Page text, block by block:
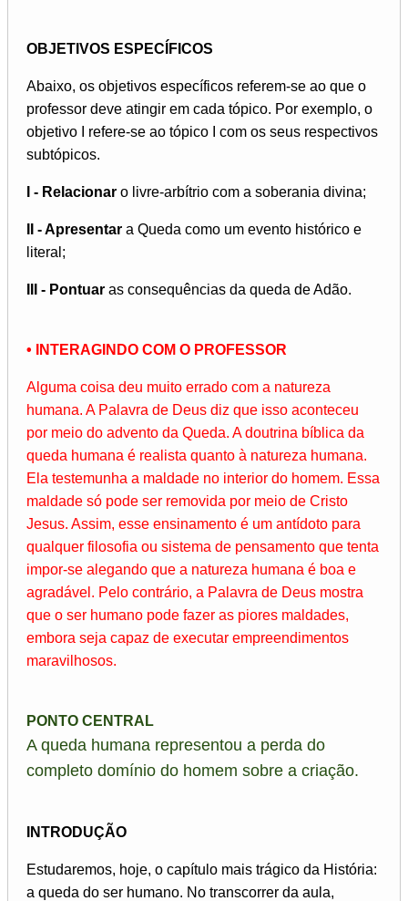
OBJETIVOS ESPECÍFICOS
Abaixo, os objetivos específicos referem-se ao que o
professor deve atingir em cada tópico. Por exemplo, o
objetivo I refere-se ao tópico I com os seus respectivos
subtópicos.
I - Relacionar o livre-arbítrio com a soberania divina;
II - Apresentar a Queda como um evento histórico e
literal;
III - Pontuar as consequências da queda de Adão.
• INTERAGINDO COM O PROFESSOR
Alguma coisa deu muito errado com a natureza
humana. A Palavra de Deus diz que isso aconteceu
por meio do advento da Queda. A doutrina bíblica da
queda humana é realista quanto à natureza humana.
Ela testemunha a maldade no interior do homem. Essa
maldade só pode ser removida por meio de Cristo
Jesus. Assim, esse ensinamento é um antídoto para
qualquer filosofia ou sistema de pensamento que tenta
impor-se alegando que a natureza humana é boa e
agradável. Pelo contrário, a Palavra de Deus mostra
que o ser humano pode fazer as piores maldades,
embora seja capaz de executar empreendimentos
maravilhosos.
PONTO CENTRAL
A queda humana representou a perda do
completo domínio do homem sobre a criação.
INTRODUÇÃO
Estudaremos, hoje, o capítulo mais trágico da História:
a queda do ser humano. No transcorrer da aula,